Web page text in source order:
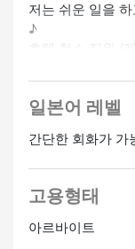
・일도 OK: 사생
다.
・영어 인터뷰도
저는 쉬운 일을
♪
호텔 청소 직원 (
작업이 매우 간
교육도 있으니 걱
전국 각지 모집 중
20대부터 60대까
니다 ♪
☆ 장점 ☆
일본어 레벨
간단한 회화가 가
고용형태
아르바이트